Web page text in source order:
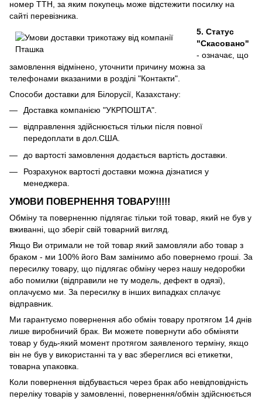
номер ТТН, за яким покупець може відстежити посилку на
сайті перевізника.
5. Статус
"Скасовано"
- означає, що
замовлення відмінено, уточнити причину можна за
телефонами вказаними в розділі "Контакти".
Способи доставки для Білорусії, Казахстану:
Доставка компанією "УКРПОШТА".
відправлення здійснюється тільки після повної
передоплати в дол.США.
до вартості замовлення додається вартість доставки.
Розрахунок вартості доставки можна дізнатися у
менеджера.
УМОВИ ПОВЕРНЕННЯ ТОВАРУ!!!!!
Обміну та поверненню підлягає тільки той товар, який не був у
вживанні, що зберіг свій товарний вигляд.
Якщо Ви отримали не той товар який замовляли або товар з
браком - ми 100% його Вам замінимо або повернемо гроші. За
пересилку товару, що підлягає обміну через нашу недоробки
або помилки (відправили не ту модель, дефект в одязі),
оплачуємо ми. За пересилку в інших випадках сплачує
відправник.
Ми гарантуємо повернення або обмін товару протягом 14 днів
лише виробничий брак. Ви можете повернути або обміняти
товар у будь-який момент протягом заявленого терміну, якщо
він не був у використанні та у вас збереглися всі етикетки,
товарна упаковка.
Коли повернення відбувається через брак або невідповідність
переліку товарів у замовленні, повернення/обмін здійснюється